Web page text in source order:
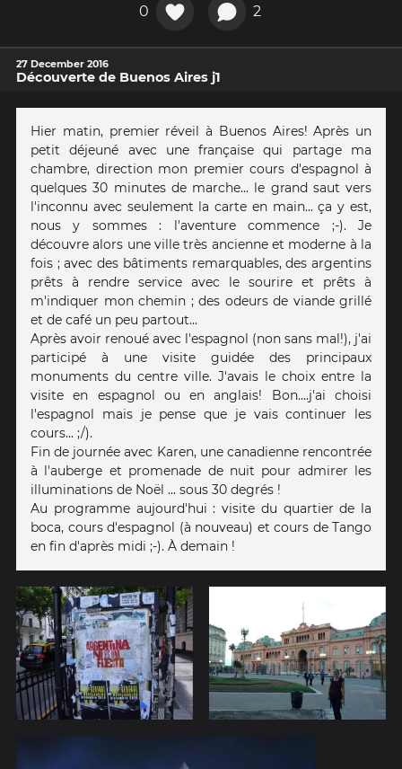
0 2
27 December 2016
Découverte de Buenos Aires j1
Hier matin, premier réveil à Buenos Aires! Après un
petit déjeuné avec une française qui partage ma
chambre, direction mon premier cours d'espagnol à
quelques 30 minutes de marche... le grand saut vers
l'inconnu avec seulement la carte en main... ça y est,
nous y sommes : l'aventure commence ;-). Je
découvre alors une ville très ancienne et moderne à la
fois ; avec des bâtiments remarquables, des argentins
prêts à rendre service avec le sourire et prêts à
m'indiquer mon chemin ; des odeurs de viande grillé
et de café un peu partout...
Après avoir renoué avec l'espagnol (non sans mal!), j'ai
participé à une visite guidée des principaux
monuments du centre ville. J'avais le choix entre la
visite en espagnol ou en anglais! Bon....j'ai choisi
l'espagnol mais je pense que je vais continuer les
cours... ;/).
Fin de journée avec Karen, une canadienne rencontrée
à l'auberge et promenade de nuit pour admirer les
illuminations de Noël ... sous 30 degrés !
Au programme aujourd'hui : visite du quartier de la
boca, cours d'espagnol (à nouveau) et cours de Tango
en fin d'après midi ;-). À demain !